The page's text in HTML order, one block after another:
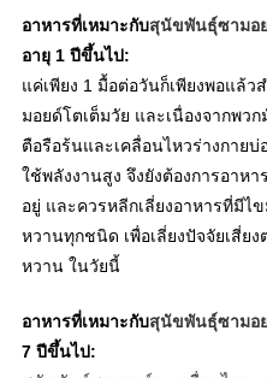
อาหารที่เหมาะกับสุนัขพันธุ์ซามอ
อายุ 1 ปีขึ้นไป:
แค่เพียง 1 มื้อต่อวันก็เพียงพอแล้ว
มอยด์โตเต็มวัย และเนื่องจากพว
ตือรือร้นและเคลื่อนไหวร่างกายบ่
ใช้พลังงานสูง จึงยังต้องการอาห
อยู่ และควรหลีกเลี่ยงอาหารที่มีไ
หวานทุกชนิด เพื่อเลี่ยงปัจจัยเสี่ยง
หวาน ในวัยนี้
อาหารที่เหมาะกับสุนัขพันธุ์ซามอ
7 ปีขึ้นไป: